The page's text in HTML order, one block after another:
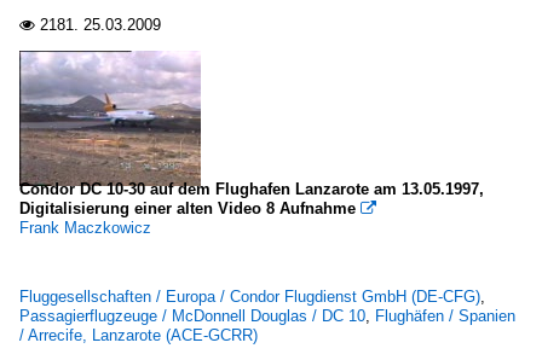
 2181. 25.03.2009
Condor DC 10-30 auf dem Flughafen Lanzarote am 13.05.1997,
Digitalisierung einer alten Video 8 Aufnahme 
Frank Maczkowicz
Fluggesellschaften / Europa / Condor Flugdienst GmbH (DE-CFG),
Passagierflugzeuge / McDonnell Douglas / DC 10, Flughäfen / Spanien
/ Arrecife, Lanzarote (ACE-GCRR)